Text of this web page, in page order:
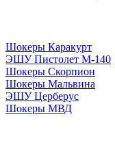
Шокеры Каракурт
ЭШУ Пистолет М-140
Шокеры Скорпион
Шокеры Мальвина
ЭШУ Церберус
Шокеры МВД